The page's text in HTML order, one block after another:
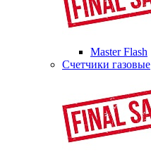
Master Flash
Счетчики газовые